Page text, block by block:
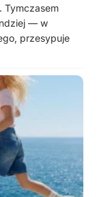
Tymczasem
— w
przesypuje